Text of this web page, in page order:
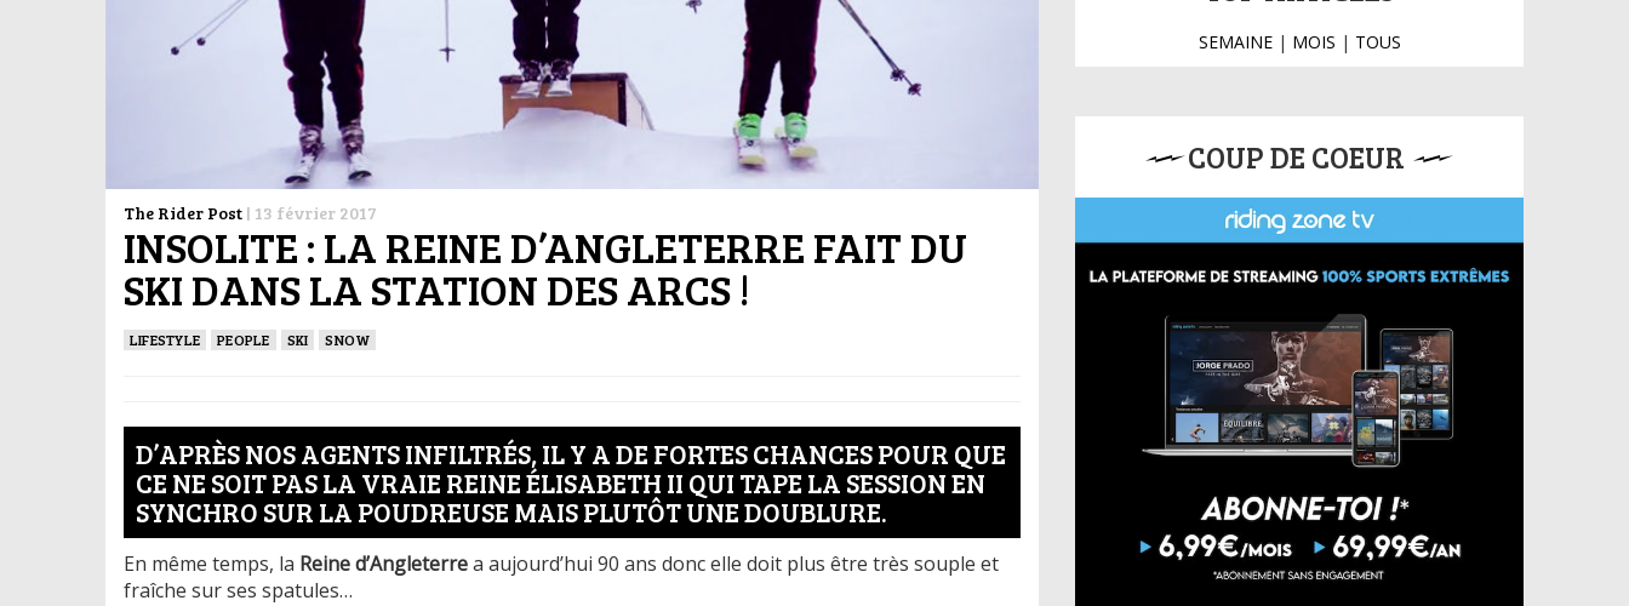
The Rider Post | 13 février 2017
INSOLITE : LA REINE D’ANGLETERRE FAIT DU
SKI DANS LA STATION DES ARCS !
LIFESTYLE PEOPLE SKI SNOW
D’APRÈS NOS AGENTS INFILTRÉS, IL Y A DE FORTES CHANCES POUR QUE
CE NE SOIT PAS LA VRAIE REINE ÉLISABETH II QUI TAPE LA SESSION EN
SYNCHRO SUR LA POUDREUSE MAIS PLUTÔT UNE DOUBLURE.
En même temps, la Reine d’Angleterrea aujourd’hui 90 ans donc elle doit plus être très souple et
fraîche sur ses spatules…
SEMAINE| MOIS | TOUS
COUP DE COEUR